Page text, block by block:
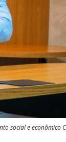
social e econômico